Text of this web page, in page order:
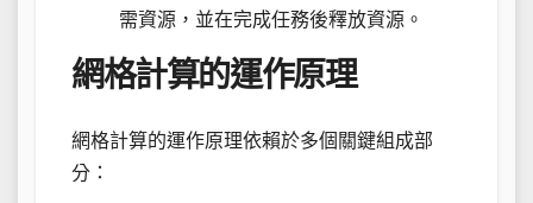
需資源，並在完成任務後釋放資源。
網格計算的運作原理
網格計算的運作原理依賴於多個關鍵組成部
分：